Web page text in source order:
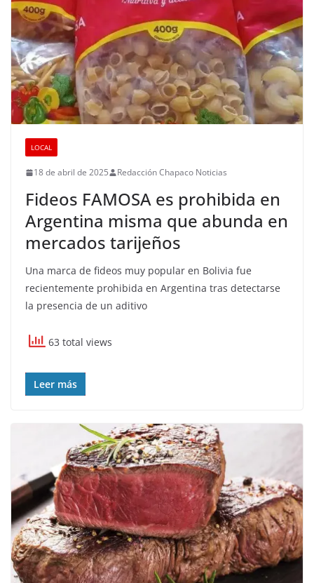
LOCAL
18 de abril de 2025 Redacción Chapaco Noticias
Fideos FAMOSA es prohibida en
Argentina misma que abunda en
mercados tarijeños
Una marca de fideos muy popular en Bolivia fue
recientemente prohibida en Argentina tras detectarse
la presencia de un aditivo
63 total views
Leer más